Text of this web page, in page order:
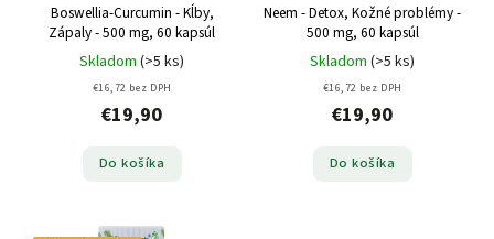
Boswellia-Curcumin - Kĺby,
Zápaly - 500 mg, 60 kapsúl
Skladom (>5 ks)
€16,72 bez DPH
€19,90
Do košíka
Neem - Detox, Kožné problémy -
500 mg, 60 kapsúl
Skladom (>5 ks)
€16,72 bez DPH
€19,90
Do košíka